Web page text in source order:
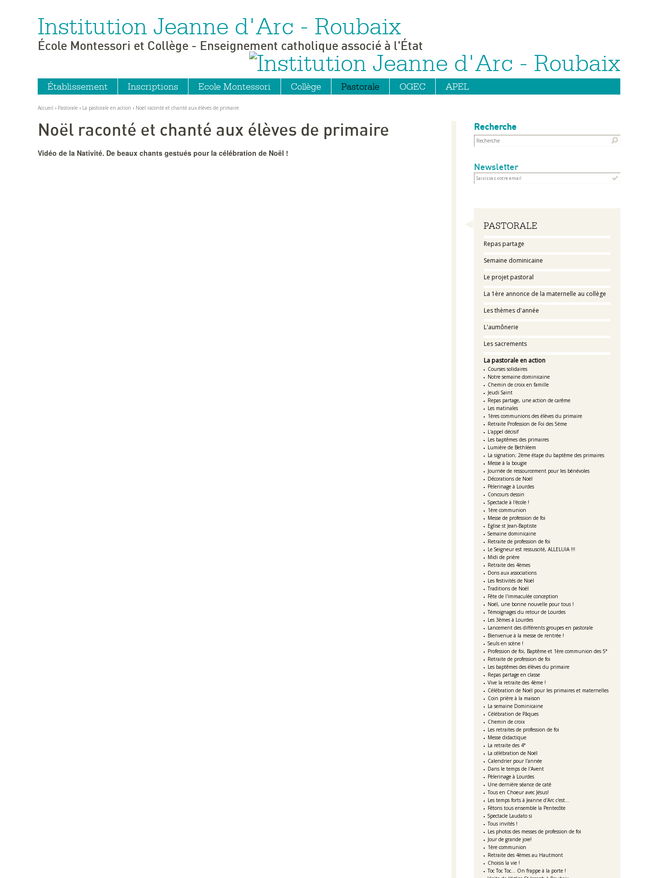
Aller
Aller
à
Outils
personnels
Institution Jeanne d'Arc - Roubaix
École Montessori et Collège - Enseignement catholique associé à l'État
Établissement Inscriptions Ecole Montessori Collège Pastorale OGEC APEL
Accueil › Pastorale › La pastorale en action › Noël raconté et chanté aux élèves de primaire
Recherche
Newsletter
Navigation
PASTORALE
Repas partage
Semaine dominicaine
Le projet pastoral
La 1ère annonce de la maternelle au collège
Les thèmes d'année
L'aumônerie
Les sacrements
La pastorale en action
Courses solidaires
Notre semaine dominicaine
Chemin de croix en famille
Jeudi Saint
Repas partage, une action de carême
Les matinales
1ères communions des élèves du primaire
Retraite Profession de Foi des 5ème
L'appel décisif
Les baptêmes des primaires
Lumière de Bethléem
La signation; 2ème étape du baptême des primaires
Messe à la bougie
Journée de ressourcement pour les bénévoles
Décorations de Noël
Pèlerinage à Lourdes
Concours dessin
Spectacle à l'école !
1ère communion
Messe de profession de foi
Eglise st Jean-Baptiste
Semaine dominicaine
Retraite de profession de foi
Le Seigneur est ressuscité, ALLELUIA !!!
Midi de prière
Retraite des 4èmes
Dons aux associations
Les festivités de Noël
Traditions de Noël
Fête de l'immaculée conception
Noël, une bonne nouvelle pour tous !
Témoignages du retour de Lourdes
Les 3èmes à Lourdes
Lancement des différents groupes en pastorale
Bienvenue à la messe de rentrée !
Seuls en scène !
Profession de foi, Baptême et 1ère communion des 5°
Retraite de profession de foi
Les baptêmes des élèves du primaire
Repas partage en classe
Vive la retraite des 4ème !
Célébration de Noël pour les primaires et maternelles
Coin prière à la maison
La semaine Dominicaine
Célébration de Pâques
Chemin de croix
Les retraites de profession de foi
Messe didactique
La retraite des 4°
La célébration de Noël
Calendrier pour l'année
Dans le temps de l'Avent
Pèlerinage à Lourdes
Une dernière séance de caté
Tous en Choeur avec Jésus!
Les temps forts à Jeanne d'Arc c'est...
Fêtons tous ensemble la Pentecôte
Spectacle Laudato si
Tous invités !
Les photos des messes de profession de foi
Jour de grande joie!
1ère communion
Retraite des 4èmes au Hautmont
Choisis la vie !
Toc Toc Toc... On frappe à la porte !
Noël raconté et chanté aux élèves de primaire
Vidéo de la Nativité. De beaux chants gestués pour la célébration de Noël !